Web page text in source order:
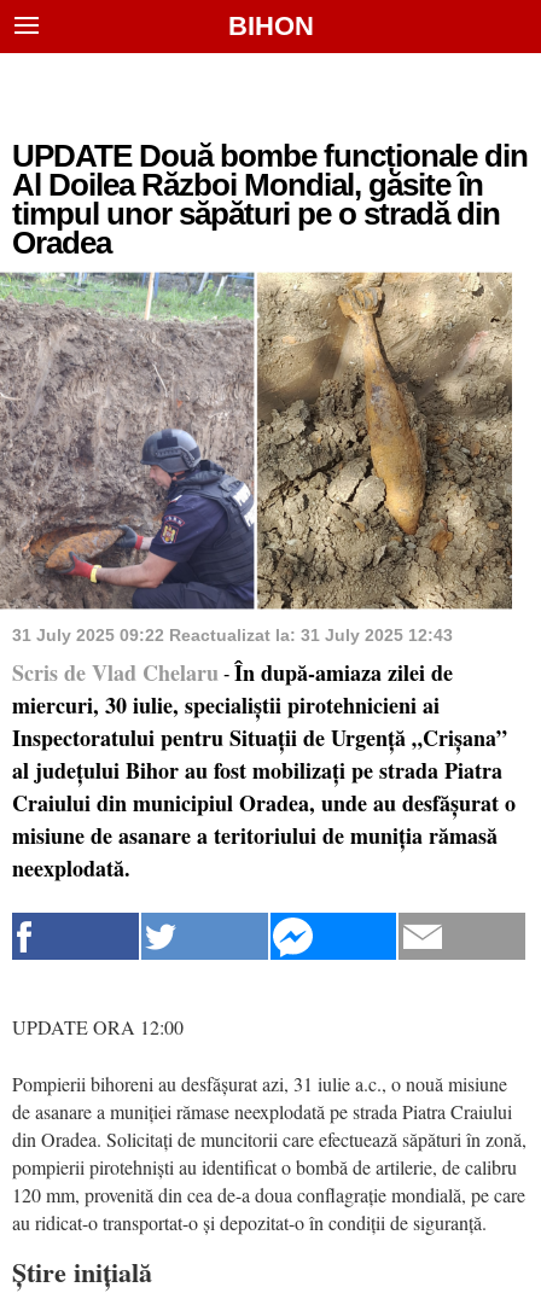
BIHON
UPDATE Două bombe funcționale din
Al Doilea Război Mondial, găsite în
timpul unor săpături pe o stradă din
Oradea
31 July 2025 09:22 Reactualizat la: 31 July 2025 12:43
Scris de Vlad Chelaru - În după-amiaza zilei de
miercuri, 30 iulie, specialiștii pirotehnicieni ai
Inspectoratului pentru Situații de Urgență „Crișana”
al județului Bihor au fost mobilizați pe strada Piatra
Craiului din municipiul Oradea, unde au desfășurat o
misiune de asanare a teritoriului de muniția rămasă
neexplodată.
UPDATE ORA 12:00
Pompierii bihoreni au desfășurat azi, 31 iulie a.c., o nouă misiune
de asanare a muniției rămase neexplodată pe strada Piatra Craiului
din Oradea. Solicitați de muncitorii care efectuează săpături în zonă,
pompierii pirotehniști au identificat o bombă de artilerie, de calibru
120 mm, provenită din cea de-a doua conflagrație mondială, pe care
au ridicat-o transportat-o și depozitat-o în condiții de siguranță.
Știre inițială